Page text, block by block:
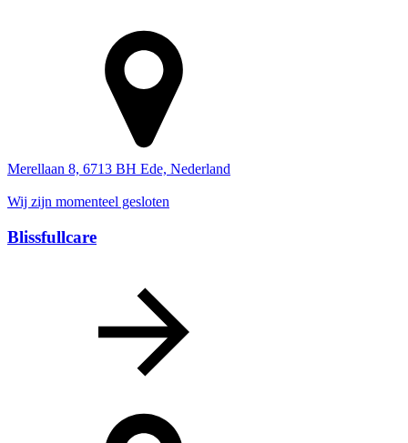
Merellaan 8, 6713 BH Ede, Nederland
Wij zijn momenteel gesloten
Blissfullcare